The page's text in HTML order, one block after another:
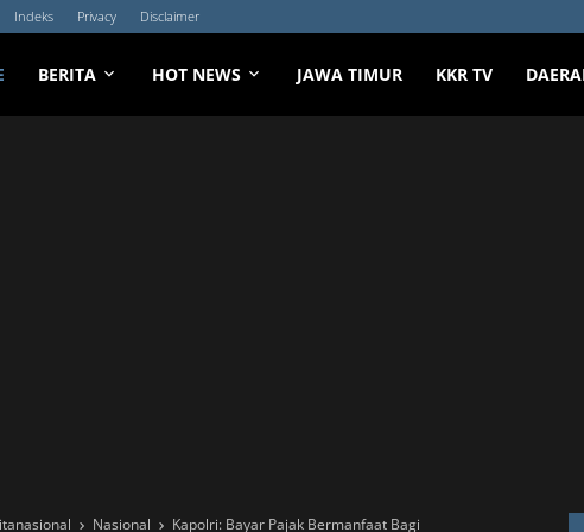
Indeks Privacy Disclaimer
BERITA HOT NEWS JAWA TIMUR KKR TV
Nasional
Kapolri: Bayar Pajak Bermanfaat Bagi